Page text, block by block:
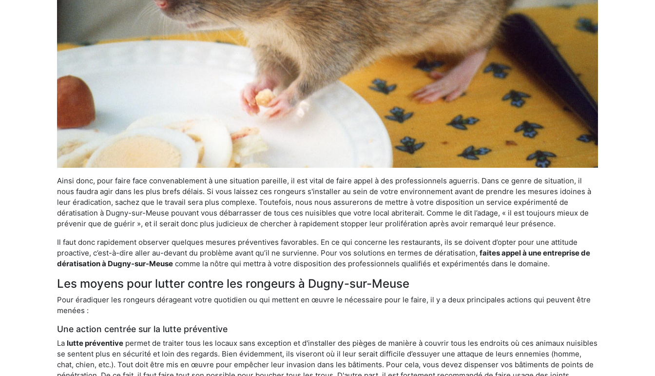
Ainsi donc, pour faire face convenablement à une situation pareille, il est vital de faire appel à des professionnels aguerris. Dans ce genre de situation, il
nous faudra agir dans les plus brefs délais. Si vous laissez ces rongeurs s'installer au sein de votre environnement avant de prendre les mesures idoines à
leur éradication, sachez que le travail sera plus complexe. Toutefois, nous nous assurerons de mettre à votre disposition un service expérimenté de
dératisation à Dugny-sur-Meuse pouvant vous débarrasser de tous ces nuisibles que votre local abriterait. Comme le dit l’adage, « il est toujours mieux de
prévenir que de guérir », et il serait donc plus judicieux de chercher à rapidement stopper leur prolifération après avoir remarqué leur présence.
Il faut donc rapidement observer quelques mesures préventives favorables. En ce qui concerne les restaurants, ils se doivent d’opter pour une attitude
proactive, c’est-à-dire aller au-devant du problème avant qu’il ne survienne. Pour vos solutions en termes de dératisation, faites appel à une entreprise de
dératisation à Dugny-sur-Meuse comme la nôtre qui mettra à votre disposition des professionnels qualifiés et expérimentés dans le domaine.
Les moyens pour lutter contre les rongeurs à Dugny-sur-Meuse
Pour éradiquer les rongeurs dérageant votre quotidien ou qui mettent en œuvre le nécessaire pour le faire, il y a deux principales actions qui peuvent être
menées :
Une action centrée sur la lutte préventive
La lutte préventive permet de traiter tous les locaux sans exception et d'installer des pièges de manière à couvrir tous les endroits où ces animaux nuisibles
se sentent plus en sécurité et loin des regards. Bien évidemment, ils viseront où il leur serait difficile d’essuyer une attaque de leurs ennemies (homme,
chat, chien, etc.). Tout doit être mis en œuvre pour empêcher leur invasion dans les bâtiments. Pour cela, vous devez dispenser vos bâtiments de points de